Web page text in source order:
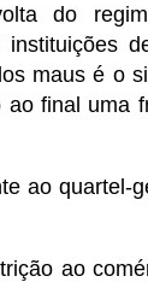
do
maus é o
final uma
ao quartel-
ao